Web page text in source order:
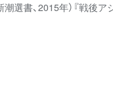
書、2015年）『戦後ア